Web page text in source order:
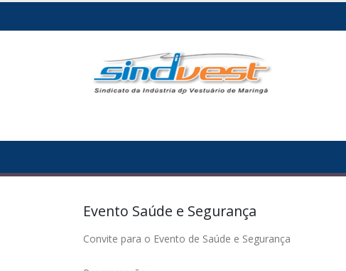
Evento Saúde e Segurança
Convite para o Evento de Saúde e Segurança